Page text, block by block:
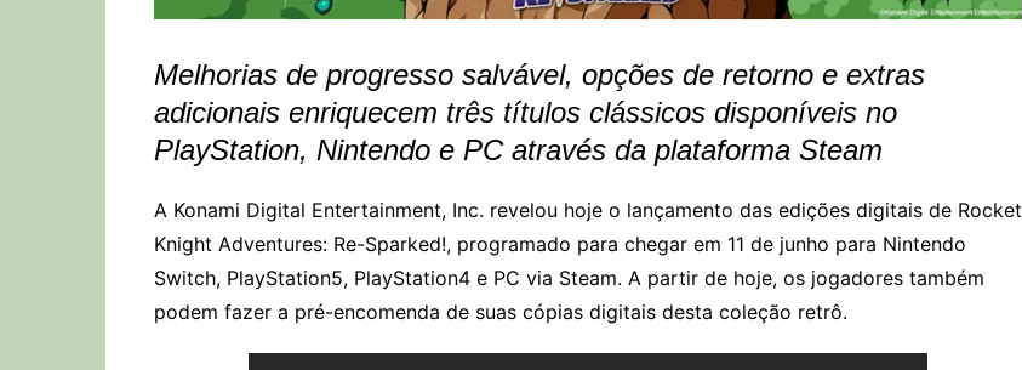
Melhorias de progresso salvável, opções de retorno e extras
adicionais enriquecem três títulos clássicos disponíveis no
PlayStation, Nintendo e PC através da plataforma Steam
A Konami Digital Entertainment, Inc. revelou hoje o lançamento das edições digitais de Rocket
Knight Adventures: Re-Sparked!, programado para chegar em 11 de junho para Nintendo
Switch, PlayStation5, PlayStation4 e PC via Steam. A partir de hoje, os jogadores também
podem fazer a pré-encomenda de suas cópias digitais desta coleção retrô.